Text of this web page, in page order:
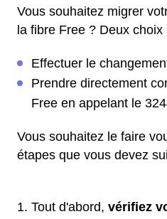
Vous souhaitez migrer
la fibre Free ? Deux
Effectuer le
Prendre directement
Free en appelant le
Vous souhaitez le faire
étapes que vous devez
Tout d'abord, vérifiez